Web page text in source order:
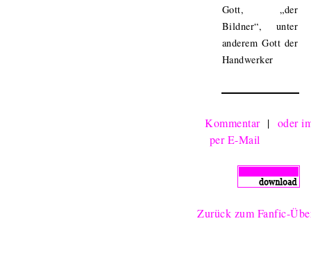
Gott, „der
Bildner“, unter
anderem Gott der
Handwerker
Kommentar
per E-Mail
| oder
Zurück zum Fanfic-